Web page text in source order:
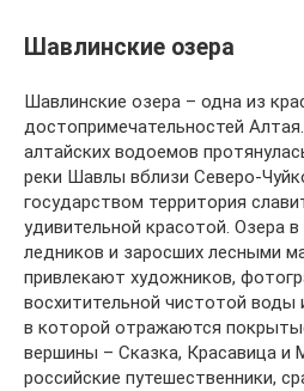
Шавлинские озера
Шавлинские озера – одна из
достопримечательностей
алтайских водоемов
реки Шавлы вблизи Северо-
государством территория
удивительной красотой. Озера
ледников и заросших лесными
привлекают художников,
восхитительной чистотой воды
в которой отражаются
вершины – Сказка, Красавица и
российские путешественники,